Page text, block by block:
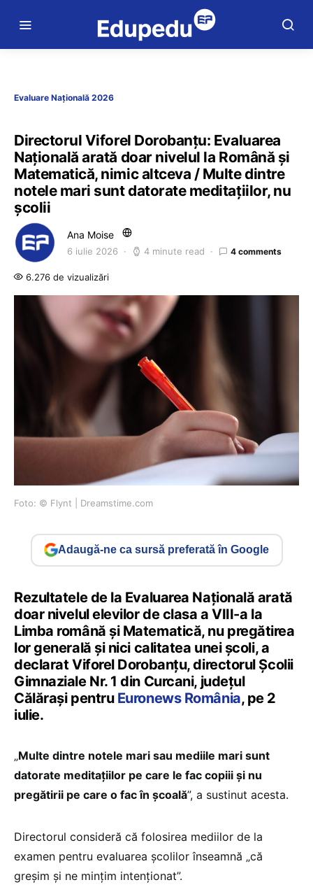
Evaluare Națională 2026
Directorul Viforel Dorobanțu: Evaluarea
Națională arată doar nivelul la Română și
Matematică, nimic altceva / Multe dintre
notele mari sunt datorate meditațiilor, nu
școlii
Ana Moise
6 iulie 2026 4 minute read 4 comments
6.276 de vizualizări
Foto: © Flynt | Dreamstime.com
Adaugă-ne ca sursă preferată în Google
Rezultatele de la Evaluarea Națională arată
doar nivelul elevilor de clasa a VIII-a la
Limba română și Matematică, nu pregătirea
lor generală și nici calitatea unei școli, a
declarat Viforel Dorobanțu, directorul Școlii
Gimnaziale Nr. 1 din Curcani, județul
Călărași pentru Euronews România, pe 2
iulie.
„Multe dintre notele mari sau mediile mari sunt
datorate meditațiilor pe care le fac copiii și nu
pregătirii pe care o fac în școală”, a sustinut acesta.
Directorul consideră că folosirea mediilor de la
examen pentru evaluarea școlilor înseamnă „că
greșim și ne mințim intenționat”.